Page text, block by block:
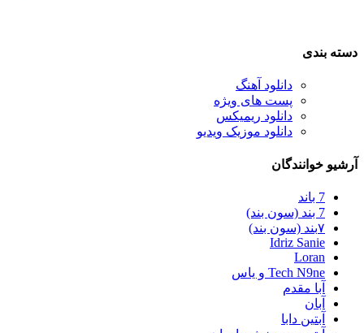
دسته بندی
دانلود آهنگ
پست های ویژه
دانلود ریمیکس
دانلود موزیک ویدیو
آرشیو خوانندگان
7 باند
7 بند (سون بند)
۷بند (سون بند)
Idriz Sanie
Loran
Tech N9ne و یاس
آبا مقدم
آبان
آبتین دابا